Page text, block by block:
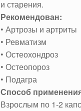
и старения.
Рекомендован:
• Артрозы и артриты
• Ревматизм
• Остеохондроз
• Остеопороз
• Подагра
Способ
Взрослым по 1-2